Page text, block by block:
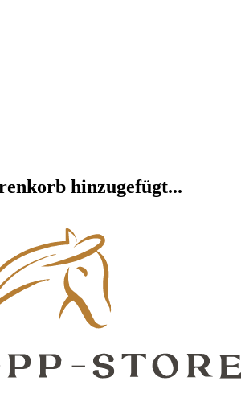
hinzugefügt...